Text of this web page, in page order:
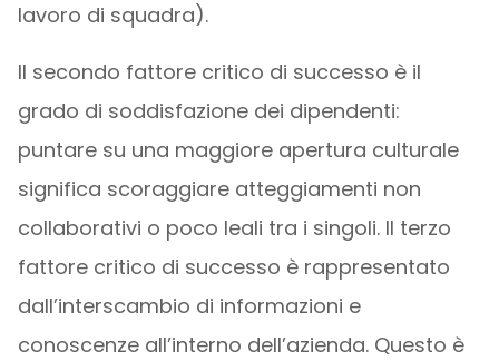
lavoro di squadra).
Il secondo fattore critico di successo è il
grado di soddisfazione dei dipendenti:
puntare su una maggiore apertura culturale
significa scoraggiare atteggiamenti non
collaborativi o poco leali tra i singoli. Il terzo
fattore critico di successo è rappresentato
dall’interscambio di informazioni e
conoscenze all’interno dell’azienda. Questo è